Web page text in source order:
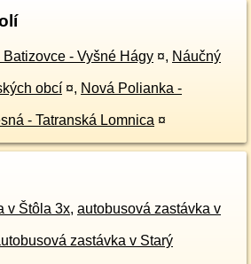
- Vyšné Hágy ¤, Náučný
obcí ¤, Nová Polianka -
- Tatranská Lomnica ¤
v Štôla 3x, autobusová zastávka v
zastávka v Starý